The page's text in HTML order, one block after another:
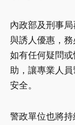
內政部及刑事
與誘人優惠，務
如有任何疑問
助，讓專業人
安全。
警政單位也將